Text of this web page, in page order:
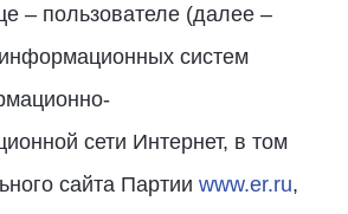
– пользователе (далее –
систем
сети Интернет, в том
сайта Партии www.er.ru,